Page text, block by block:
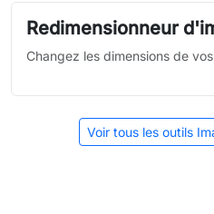
Redimensionneur
Changez les dimensions de
Voir tous les outils